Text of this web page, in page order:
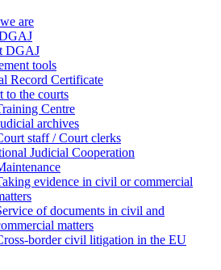
are
DGAJ
tools
Record Certificate
to the courts
Centre
archives
staff / Court clerks
Judicial Cooperation
evidence in civil or commercial
of documents in civil and
matters​​
border civil litigation in the EU